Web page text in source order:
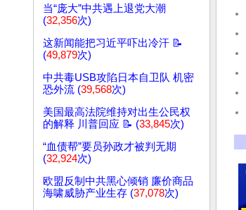
当“庞大”中共遇上退党大潮
(32,356次)
这新闻能把习近平吓出冷汗 📝
(49,879次)
中共毒USB攻陷日本自卫队 机密
恐外流 (39,568次)
美国最高法院维持对出生公民权
的解释 川普回应 📝 (33,845次)
“血债帮”要员孙政才被判无期
(32,924次)
欧盟反制中共黑心倾销 廉价商品
海啸威胁产业生存 (37,078次)